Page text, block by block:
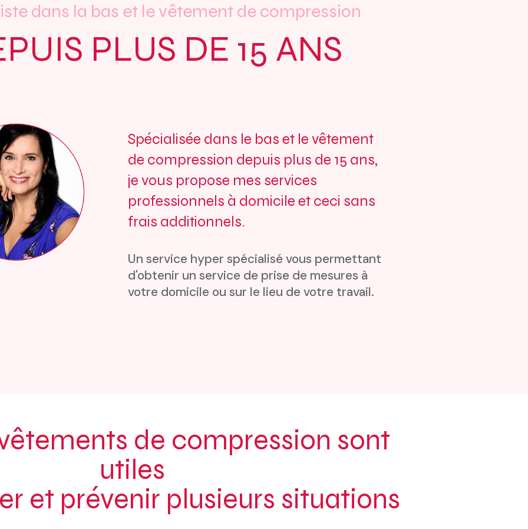
dans la bas et le vêtement de compression
PLUS DE 15 ANS
Spécialisée dans le bas et le vêtement
de compression depuis plus de 15 ans,
je vous propose mes services
professionnels à domicile et ceci sans
frais additionnels.
Un service hyper spécialisé vous permettant
d'obtenir un service de prise de mesures à
votre domicile ou sur le lieu de votre travail.
de compression sont
utiles
et prévenir plusieurs situations